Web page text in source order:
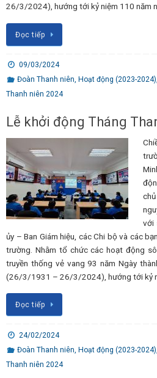
26/3/2024), hướng tới kỷ niệm 110 năm
Đọc tiếp
09/03/2024
Đoàn Thanh niên, Hoạt động (2023-2024),
Thanh niên 2024
Lễ khởi động Tháng
với
ủy – Ban Giám hiệu, các Chi bộ và các
trường. Nhằm tổ chức các hoạt động
truyền thống vẻ vang 93 năm Ngày
(26/3/1931 – 26/3/2024), hướng tới kỷ
Đọc tiếp
24/02/2024
Đoàn Thanh niên Hoạt động (2023-2024)
Thanh niên 2024